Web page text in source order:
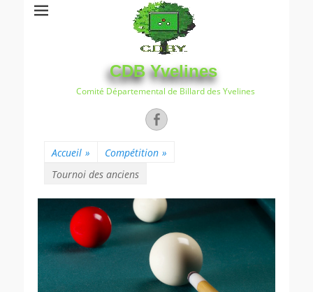
CDB Yvelines
Comité Départemental de Billard des Yvelines
Facebook
Accueil » Compétition »
Tournoi des anciens